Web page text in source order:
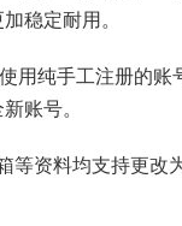
稳定耐用。
用纯手工注册的账
账号。
等资料均支持更改